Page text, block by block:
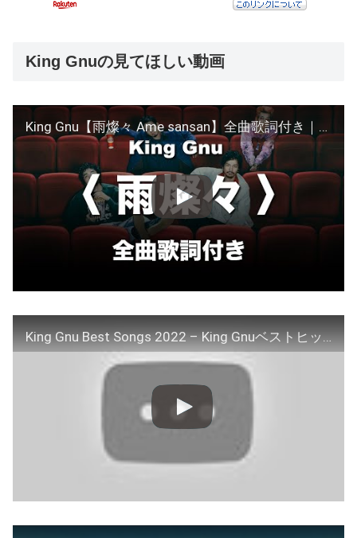
King Gnuの見てほしい動画
King Gnu【雨燦々 Ame sansan】全曲歌詞付き｜Lyric Video｜歌詞影片｜『オールドルーキー』主題歌｜日曜劇場｜Old Rookie 主題歌
King Gnu Best Songs 2022 – King Gnuベストヒット 2022